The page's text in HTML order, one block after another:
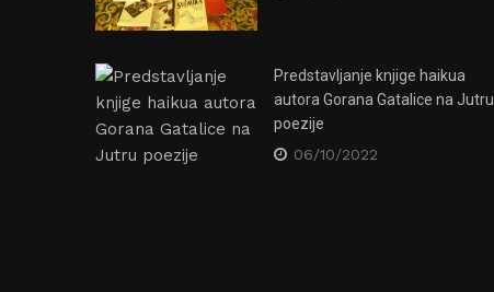
Predstavljanje knjige haikua
autora Gorana Gatalice na Jutru
poezije
06/10/2022
Klub Jabuka očuvat će se kao
spomenik kulture – za sad bar u
virtualnom svijetu!
27/10/2020